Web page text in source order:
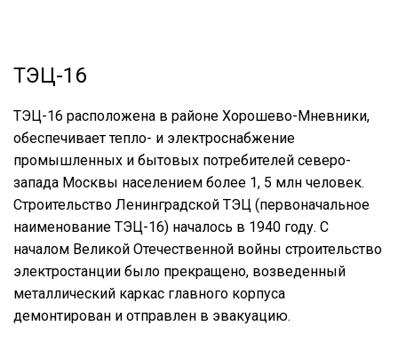
ТЭЦ-16
ТЭЦ-16 расположена в районе Хорошево-Мневники,
обеспечивает тепло- и электроснабжение
промышленных и бытовых потребителей северо-
запада Москвы населением более 1, 5 млн человек.
Строительство Ленинградской ТЭЦ (первоначальное
наименование ТЭЦ-16) началось в 1940 году. С
началом Великой Отечественной войны строительство
электростанции было прекращено, возведенный
металлический каркас главного корпуса
демонтирован и отправлен в эвакуацию.